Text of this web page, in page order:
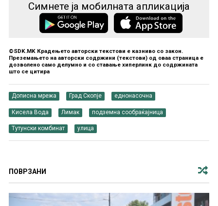
Симнете ја мобилната апликација
©SDK.MK Крадењето авторски текстови е казниво со закон.
Преземањето на авторски содржини (текстови) од оваа страница е
дозволено само делумно и со ставање хиперлинк до содржината
што се цитира
Дописна мрежа Град Скопје еднонасочна
Кисела Вода Лимак подземна сообраќајница
Тутунски комбинат улица
ПОВРЗАНИ